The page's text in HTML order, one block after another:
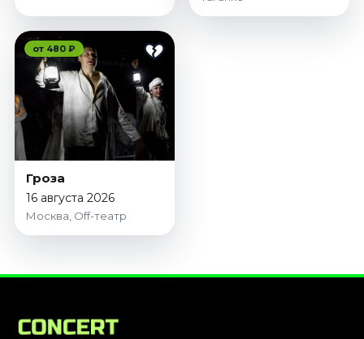
от 480 ₽
Гроза
16 августа 2026
Москва, Off-театр